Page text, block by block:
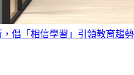
，倡「相信學習」引領教育趨勢